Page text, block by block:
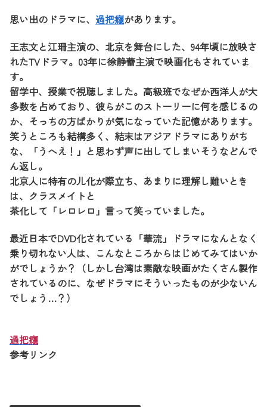
思い出のドラマに、 過把癮があります。
王志文と江珊主演の、北京を舞台にした、94年頃に放映さ
れたTVドラマ。03年に徐静蕾主演で映画化もされていま
す。
留学中、授業で視聴しました。高級班でなぜか西洋人が大
多数を占めており、彼らがこのストーリーに何を感じるの
か、そっちの方ばかりが気になっていた記憶があります。
笑うところも結構多く、結末はアジアドラマにありがち
な、「うへえ！」と思わず声に出してしまいそうなどんで
ん返し。
北京人に特有の儿化が際立ち、あまりに理解し難いとき
は、クラスメイトと
茶化して「レロレロ」言って笑っていました。
最近日本でDVD化されている「華流」ドラマになんとなく
乗り切れない人は、こんなところからはじめてみてはいか
がでしょうか？（しかし台湾は素敵な映画がたくさん製作
されているのに、なぜドラマにそういったものが少ないん
でしょう…？）
過把癮
参考リンク